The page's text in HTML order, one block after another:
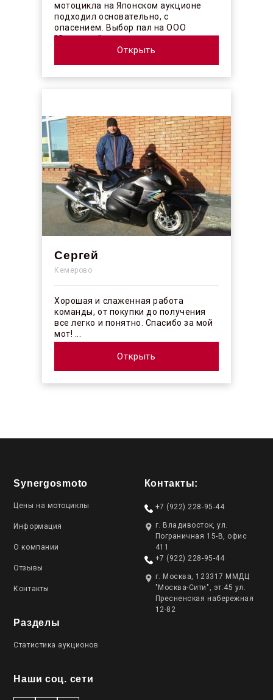
мотоцикла на Японском аукционе
подходил основательно, с
опасением. Выбор пал на ООО
"Синергос" после изучения отзывов в
Открыть
Сергей
Кемерово
Хорошая и слаженная работа
команды, от покупки до получения
все легко и понятно. Спасибо за мой
мот! ...
Открыть
Synergosmoto
Цены на мотоциклы
Информация
О компании
Отзывы
Контакты
Разделы
Статистика аукционов
Наши соц. сети
Контакты:
+7 (922) 228-95-44
г. Владивосток, ул.
Пограничная 15-В, офис
411
+7 (922) 228-95-44
г. Москва, 123317 ММДЦ
"Москва-Сити", эт.45 ул.
Пресненская набережная
12-82